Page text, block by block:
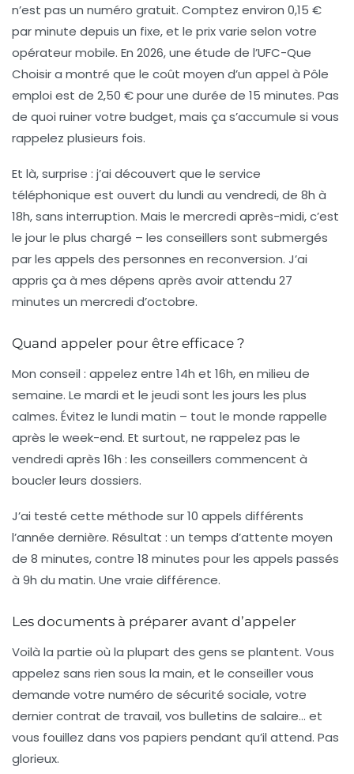
n’est pas un numéro gratuit. Comptez environ 0,15 €
par minute depuis un fixe, et le prix varie selon votre
opérateur mobile. En 2026, une étude de l’UFC-Que
Choisir a montré que le coût moyen d’un appel à Pôle
emploi est de 2,50 € pour une durée de 15 minutes. Pas
de quoi ruiner votre budget, mais ça s’accumule si vous
rappelez plusieurs fois.
Et là, surprise : j’ai découvert que le service
téléphonique est ouvert du lundi au vendredi, de 8h à
18h, sans interruption. Mais le mercredi après-midi, c’est
le jour le plus chargé – les conseillers sont submergés
par les appels des personnes en reconversion. J’ai
appris ça à mes dépens après avoir attendu 27
minutes un mercredi d’octobre.
Quand appeler pour être efficace ?
Mon conseil : appelez entre 14h et 16h, en milieu de
semaine. Le mardi et le jeudi sont les jours les plus
calmes. Évitez le lundi matin – tout le monde rappelle
après le week-end. Et surtout, ne rappelez pas le
vendredi après 16h : les conseillers commencent à
boucler leurs dossiers.
J’ai testé cette méthode sur 10 appels différents
l’année dernière. Résultat : un temps d’attente moyen
de 8 minutes, contre 18 minutes pour les appels passés
à 9h du matin. Une vraie différence.
Les documents à préparer avant d’appeler
Voilà la partie où la plupart des gens se plantent. Vous
appelez sans rien sous la main, et le conseiller vous
demande votre numéro de sécurité sociale, votre
dernier contrat de travail, vos bulletins de salaire… et
vous fouillez dans vos papiers pendant qu’il attend. Pas
glorieux.